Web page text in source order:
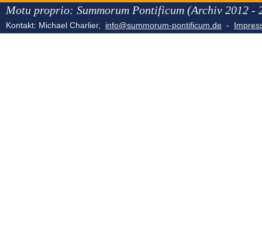
Motu proprio: Summorum Pontificum (Archiv 2012 -
Kontakt: Michael Charlier, info@summorum-pontificum.de -